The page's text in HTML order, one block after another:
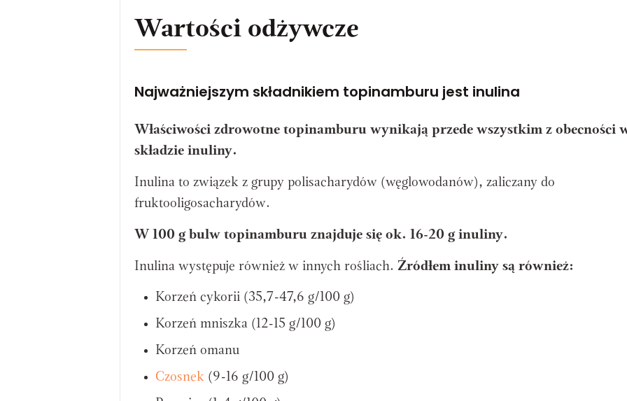
Wartości odżywcze
Najważniejszym składnikiem topinamburu jest inulina
Właściwości zdrowotne topinamburu wynikają przede wszystkim z obecności
składzie inuliny.
Inulina to związek z grupy polisacharydów (węglowodanów), zaliczany do
fruktooligosacharydów.
W 100 g bulw topinamburu znajduje się ok. 16-20 g inuliny.
Inulina występuje również w innych rośliach. Źródłem inuliny są również:
Korzeń cykorii (35,7-47,6 g/100 g)
Korzeń mniszka (12-15 g/100 g)
Korzeń omanu
Czosnek (9-16 g/100 g)